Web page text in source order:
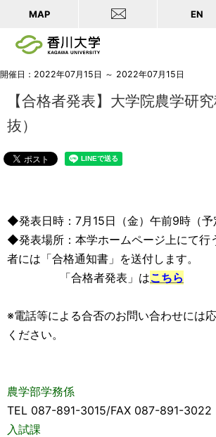
MAP EN
開催日：2022年07月15日 ～ 2022年07月15日
【合格者発表】大学院農学研
抜）
◆発表日時：7月15日（金）午前9時（予
◆発表場所：本学ホームページ上にて行
者には「合格通知書」を送付します。
「合格者発表」はこちら
※電話等による合否のお問い合わせには
ください。
農学部学務係
TEL 087-891-3015/FAX 087-891-3022
入試課